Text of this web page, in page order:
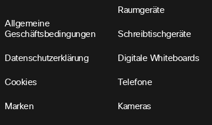
Allgemeine
Geschäftsbedingungen
Datenschutzerklärung
Cookies
Marken
Raumgeräte
Schreibtischgeräte
Digitale Whiteboards
Telefone
Kameras